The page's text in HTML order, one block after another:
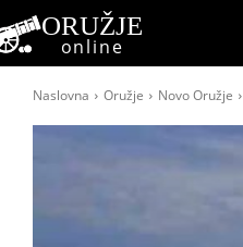
ORUŽJE
online
Naslovna Oružje Novo Oružje